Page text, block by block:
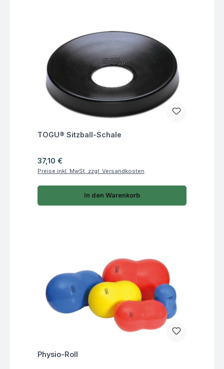
Fragen zum Artikel
TOGU® Sitzball-Schale
Regulärer Preis:
37,10 €
Preise inkl. MwSt. zzgl. Versandkosten
In den Warenkorb
Fragen zum Artikel
Physio-Roll